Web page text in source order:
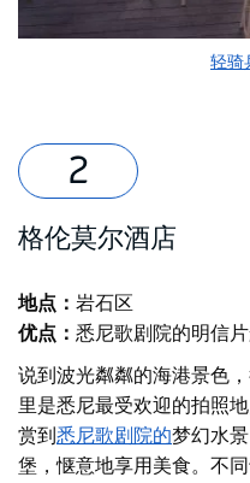
轻骑
格伦莫尔酒店
地点： 岩石区
优点： 悉尼歌剧院的明信
说到波光粼粼的海港景色
里是悉尼最受欢迎的拍照地
赏到悉尼歌剧院的梦幻水
堡，惬意地享用美食。不